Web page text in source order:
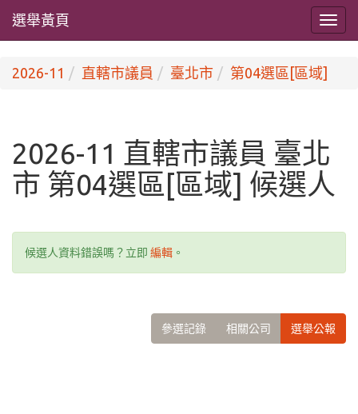
選舉黃頁
2026-11 直轄市議員 臺北市 第04選區[區域]
2026-11 直轄市議員 臺北
市 第04選區[區域] 候選人
候選人資料錯誤嗎？立即 編輯 。
參選記錄 相關公司 選舉公報